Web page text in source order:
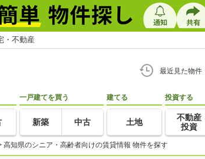
・不動産
最近見た物件
一戸建てを買う
新築 中古
建てる
土地
投資する
不動産
投資
高知県のシニア・高齢者向けの賃貸情報 物件を探す